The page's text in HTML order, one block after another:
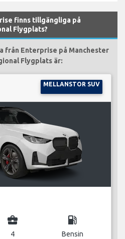
finns tillgängliga på
Flygplats?
från Enterprise på Manchester
Flygplats är:
MELLANSTOR SUV
business_center
4
local_gas_station
Bensin